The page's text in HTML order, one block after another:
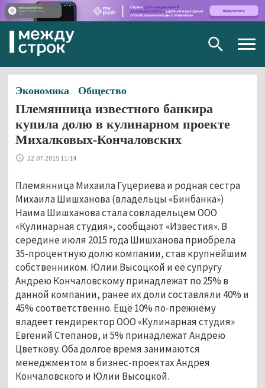
Экономика Общество
Племянница известного банкира
купила долю в кулинарном проекте
Михалковых-Кончаловских
22.07.2015 11:14
Племянница Михаила Гуцериева и родная сестра
Михаила Шишханова (владельцы «Бинбанка»)
Наима Шишханова стала совладельцем ООО
«Кулинарная студия», сообщают «Известия». В
середине июля 2015 года Шишханова приобрела
35-процентную долю компании, став крупнейшим
собственником. Юлии Высоцкой и её супругу
Андрею Кончаловскому принадлежат по 25% в
данной компании, ранее их доли составляли 40% и
45% соответственно. Ещё 10% по-прежнему
владеет гендиректор ООО «Кулинарная студия»
Евгений Степанов, и 5% принадлежат Андрею
Цветкову. Оба долгое время занимаются
менеджментом в бизнес-проектах Андрея
Кончаловского и Юлии Высоцкой.